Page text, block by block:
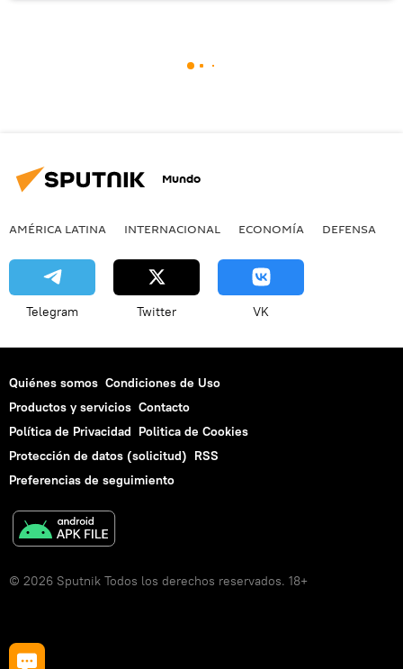
Mundo
AMÉRICA LATINA INTERNACIONAL ECONOMÍA DEFENSA
Telegram Twitter VK
Quiénes somos Condiciones de Uso
Productos y servicios Contacto
Política de Privacidad Politica de Cookies
Protección de datos (solicitud) RSS
Preferencias de seguimiento
© 2026 Sputnik Todos los derechos reservados. 18+